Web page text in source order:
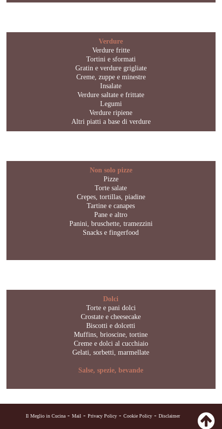
Verdure
Verdure fritte
Tortini e sformati
Gratin e verdure grigliate
Creme, zuppe e minestre
Insalate
Verdure saltate e frittate
Legumi
Verdure ripiene
Altri piatti a base di verdure
Non solo pizze
Pizze
Torte salate
Crepes, tortillas, piadine
Tartine e canapes
Pane e altro
Panini, bruschette, tramezzini
Snacks e fingerfood
Dolci
Torte e pani dolci
Crostate e cheesecake
Biscotti e dolcetti
Muffins, brioscine, tortine
Creme e dolci al cucchiaio
Gelati, sorbetti, marmellate
Salse, spezie, bevande
Il Meglio in Cucina- Mail - Privacy Policy- Cookie Policy- Disclaimer